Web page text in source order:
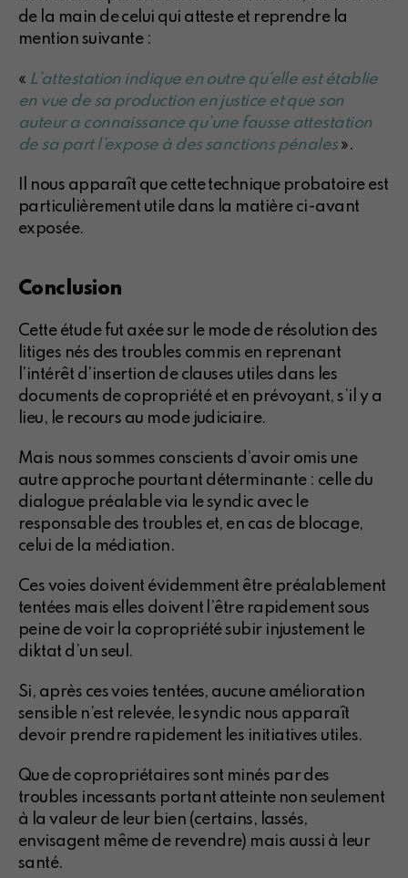
de la main de celui qui atteste et reprendre la
mention suivante :
« L’attestation indique en outre qu’elle est établie
en vue de sa production en justice et que son
auteur a connaissance qu’une fausse attestation
de sa part l’expose à des sanctions pénales ».
Il nous apparaît que cette technique probatoire est
particulièrement utile dans la matière ci-avant
exposée.
Conclusion
Cette étude fut axée sur le mode de résolution des
litiges nés des troubles commis en reprenant
l’intérêt d’insertion de clauses utiles dans les
documents de copropriété et en prévoyant, s’il y a
lieu, le recours au mode judiciaire.
Mais nous sommes conscients d’avoir omis une
autre approche pourtant déterminante : celle du
dialogue préalable via le syndic avec le
responsable des troubles et, en cas de blocage,
celui de la médiation.
Ces voies doivent évidemment être préalablement
tentées mais elles doivent l’être rapidement sous
peine de voir la copropriété subir injustement le
diktat d’un seul.
Si, après ces voies tentées, aucune amélioration
sensible n’est relevée, le syndic nous apparaît
devoir prendre rapidement les initiatives utiles.
Que de copropriétaires sont minés par des
troubles incessants portant atteinte non seulement
à la valeur de leur bien (certains, lassés,
envisagent même de revendre) mais aussi à leur
santé.